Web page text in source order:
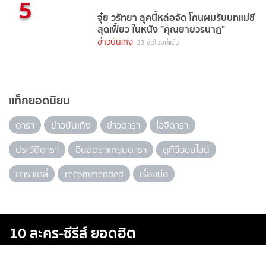
5 จุ๋ย วรัทยา ลุคนี้หล่อจัด โกนผมรับบทแม่ชี
สุดเฟี้ยว ในหนัง "คุณยายวรนาฎ"
ข่าวบันเทิง 23 ชั่วโมงที่แล้ว
แท็กยอดนิยม
ดารา ข่าวบันเทิง ข่าวดารา
ไอจีดารา
ประวัติดารา
อินสตราแกรมดารา
ดูทีวีออนไลน์
ดาราเดลี่
recommended เรื่องย่อ
10 ละคร-ซีรีส์ ยอดฮิต